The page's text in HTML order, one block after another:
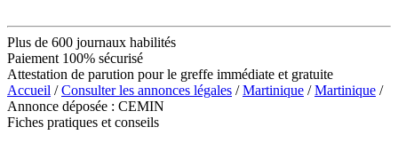
Plus de 600 journaux habilités
Paiement 100% sécurisé
Attestation de parution pour le greffe immédiate et gratuite
Accueil /Consulter les annonces légales /Martinique /Martinique /
Annonce déposée : CEMIN
Fiches pratiques et conseils